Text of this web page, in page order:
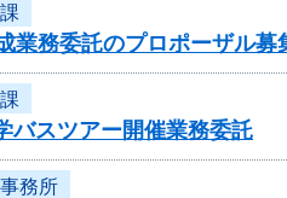
務委託のプロポーザル募
バスツアー開催業務委託
務所